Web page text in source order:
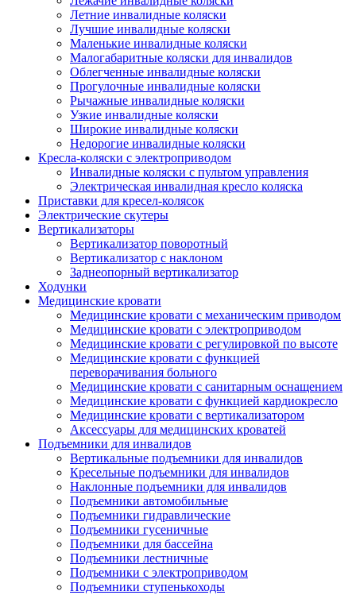
Летние инвалидные коляски
Лучшие инвалидные коляски
Маленькие инвалидные коляски
Малогабаритные коляски для инвалидов
Облегченные инвалидные коляски
Прогулочные инвалидные коляски
Рычажные инвалидные коляски
Узкие инвалидные коляски
Широкие инвалидные коляски
Недорогие инвалидные коляски
Кресла-коляски с электроприводом
Инвалидные коляски с пультом управления
Электрическая инвалидная кресло коляска
Приставки для кресел-колясок
Электрические скутеры
Вертикализаторы
Вертикализатор поворотный
Вертикализатор с наклоном
Заднеопорный вертикализатор
Ходунки
Медицинские кровати
Медицинские кровати с механическим приводом
Медицинские кровати с электроприводом
Медицинские кровати с регулировкой по высоте
Медицинские кровати с функцией
переворачивания больного
Медицинские кровати с санитарным оснащением
Медицинские кровати с функцией кардиокресло
Медицинские кровати с вертикализатором
Аксессуары для медицинских кроватей
Подъемники для инвалидов
Вертикальные подъемники для инвалидов
Кресельные подъемники для инвалидов
Наклонные подъемники для инвалидов
Подъемники автомобильные
Подъемники гидравлические
Подъемники гусеничные
Подъемники для бассейна
Подъемники лестничные
Подъемники с электроприводом
Подъемники ступенькоходы